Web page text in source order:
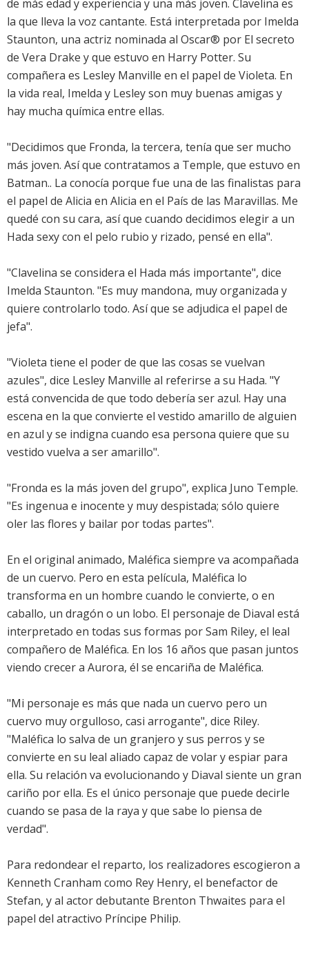
de más edad y experiencia y una más joven. Clavelina es
la que lleva la voz cantante. Está interpretada por Imelda
Staunton, una actriz nominada al Oscar® por El secreto
de Vera Drake y que estuvo en Harry Potter. Su
compañera es Lesley Manville en el papel de Violeta. En
la vida real, Imelda y Lesley son muy buenas amigas y
hay mucha química entre ellas.
"Decidimos que Fronda, la tercera, tenía que ser mucho
más joven. Así que contratamos a Temple, que estuvo en
Batman.. La conocía porque fue una de las finalistas para
el papel de Alicia en Alicia en el País de las Maravillas. Me
quedé con su cara, así que cuando decidimos elegir a un
Hada sexy con el pelo rubio y rizado, pensé en ella".
"Clavelina se considera el Hada más importante", dice
Imelda Staunton. "Es muy mandona, muy organizada y
quiere controlarlo todo. Así que se adjudica el papel de
jefa".
"Violeta tiene el poder de que las cosas se vuelvan
azules", dice Lesley Manville al referirse a su Hada. "Y
está convencida de que todo debería ser azul. Hay una
escena en la que convierte el vestido amarillo de alguien
en azul y se indigna cuando esa persona quiere que su
vestido vuelva a ser amarillo".
"Fronda es la más joven del grupo", explica Juno Temple.
"Es ingenua e inocente y muy despistada; sólo quiere
oler las flores y bailar por todas partes".
En el original animado, Maléfica siempre va acompañada
de un cuervo. Pero en esta película, Maléfica lo
transforma en un hombre cuando le convierte, o en
caballo, un dragón o un lobo. El personaje de Diaval está
interpretado en todas sus formas por Sam Riley, el leal
compañero de Maléfica. En los 16 años que pasan juntos
viendo crecer a Aurora, él se encariña de Maléfica.
"Mi personaje es más que nada un cuervo pero un
cuervo muy orgulloso, casi arrogante", dice Riley.
"Maléfica lo salva de un granjero y sus perros y se
convierte en su leal aliado capaz de volar y espiar para
ella. Su relación va evolucionando y Diaval siente un gran
cariño por ella. Es el único personaje que puede decirle
cuando se pasa de la raya y que sabe lo piensa de
verdad".
Para redondear el reparto, los realizadores escogieron a
Kenneth Cranham como Rey Henry, el benefactor de
Stefan, y al actor debutante Brenton Thwaites para el
papel del atractivo Príncipe Philip.